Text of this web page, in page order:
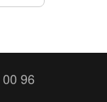
96